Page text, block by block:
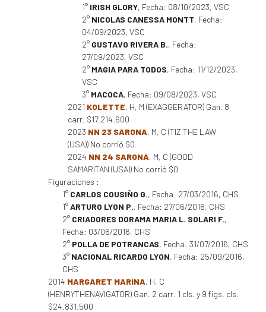
1° IRISH GLORY, Fecha: 08/10/2023, VSC
2° NICOLAS CANESSA MONTT, Fecha:
04/09/2023, VSC
2° GUSTAVO RIVERA B., Fecha:
27/09/2023, VSC
2° MAGIA PARA TODOS, Fecha: 11/12/2023,
VSC
3° MACOCA, Fecha: 09/08/2023, VSC
2021 KOLETTE, H, M (EXAGGERATOR) Gan. 8
carr. $17.214.600
2023 NN 23 SARONA, M, C (TIZ THE LAW
(USA)) No corrió $0
2024 NN 24 SARONA, M, C (GOOD
SAMARITAN (USA)) No corrió $0
Figuraciones :
1° CARLOS COUSIÑO G., Fecha: 27/03/2016, CHS
1°ARTURO LYON P., Fecha: 27/06/2016, CHS
2° CRIADORES DORAMA MARIA L. SOLARI F.,
Fecha: 03/06/2016, CHS
2° POLLA DE POTRANCAS, Fecha: 31/07/2016, CHS
3° NACIONAL RICARDO LYON, Fecha: 25/09/2016,
CHS
2014 MARGARET MARINA, H, C
(HENRYTHENAVIGATOR) Gan. 2 carr. 1 cls. y 9 figs. cls.
$24.831.500